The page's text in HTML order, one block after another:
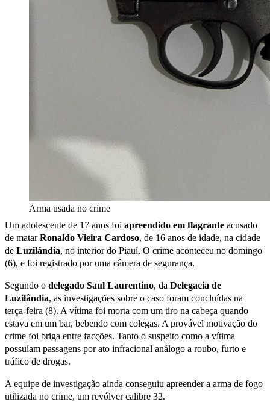
Arma usada no crime
Um adolescente de 17 anos foi apreendido em flagrante acusado
de matarRonaldo Vieira Cardoso, de 16 anos de idade, na cidade
de Luzilândia, no interior do Piauí. O crime aconteceu no domingo
(6), e foi registrado por uma câmera de segurança.
Segundo o delegado Saul Laurentino, da Delegacia de
Luzilândia, as investigações sobre o caso foram concluídas na
terça-feira (8). A vítima foi morta com um tiro na cabeça quando
estava em um bar, bebendo com colegas. A provável motivação do
crime foi briga entre facções. Tanto o suspeito como a vítima
possuíam passagens por ato infracional análogo a roubo, furto e
tráfico de drogas.
A equipe de investigação ainda conseguiu apreender a arma de fogo
utilizada no crime, um revólver calibre 32.